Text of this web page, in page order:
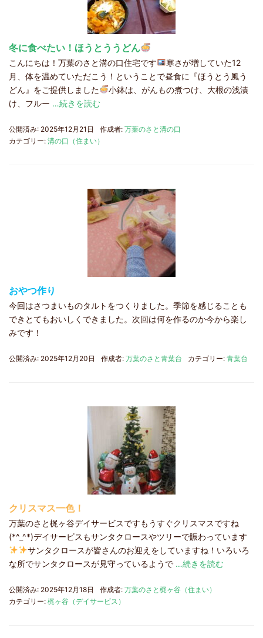
冬に食べたい！ほうとううどん
こんにちは！万葉のさと溝の口住宅です
寒さが増していた12
月、体を温めていただこう！ということで昼食に『ほうとう風う
どん』をご提供しました
小鉢は、がんもの煮つけ、大根の浅漬
け、フルー …続きを読む
公開済み: 2025年12月21日 作成者: 万葉のさと溝の口
カテゴリー: 溝の口（住まい）
おやつ作り
今回はさつまいものタルトをつくりました。季節を感じることも
できとてもおいしくできました。次回は何を作るのか今から楽し
みです！
公開済み: 2025年12月20日 作成者: 万葉のさと青葉台 カテゴリー: 青葉台
クリスマス一色！
万葉のさと梶ヶ谷デイサービスですもうすぐクリスマスですね
(*^_^*)デイサービスもサンタクロースやツリーで賑わっています
サンタクロースが皆さんのお迎えをしていますね！いろいろ
な所でサンタクロースが見守っているようで …続きを読む
公開済み: 2025年12月18日 作成者: 万葉のさと梶ヶ谷（住まい）
カテゴリー: 梶ヶ谷（デイサービス）